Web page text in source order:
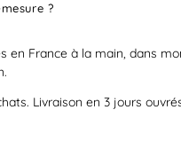
?
en France à la main, dans
Livraison en 3 jours